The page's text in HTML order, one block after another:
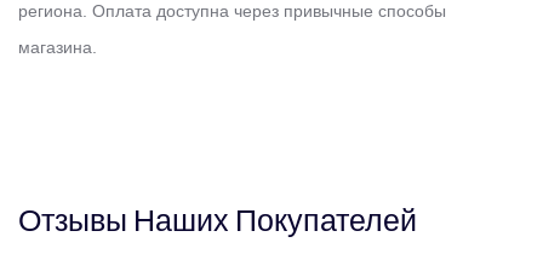
региона. Оплата доступна через привычные способы
магазина.
Отзывы Наших Покупателей